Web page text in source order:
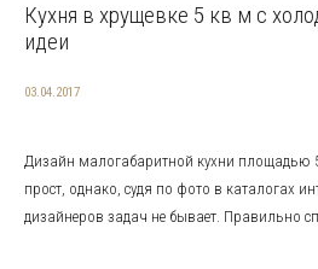
Кухня в хрущевке 5 кв м с
идеи
03.04.2017
Дизайн малогабаритной кухни площадью
прост, однако, судя по фото в каталогах
дизайнеров задач не бывает. Правильно